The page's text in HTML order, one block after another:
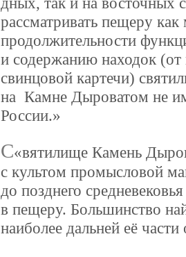
рассматривать пещеру
продолжительности
и содержанию находок (от
свинцовой картечи)
на Камне Дыроватом не
России.
С вятилище Камень
с культом промысловой
до позднего
в пещеру. Большинство
наиболее дальней её